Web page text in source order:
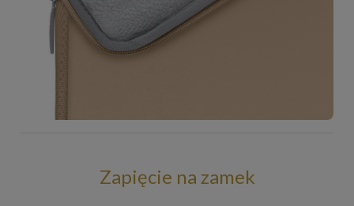
Zapięcie na zamek